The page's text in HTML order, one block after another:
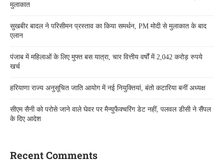
मुलाकात
सुखबीर बादल ने परिसीमन प्रस्ताव का किया समर्थन, PM मोदी से मुलाकात के बाद
एलान
पंजाब में महिलाओं के लिए मुफ्त बस यात्रा, चार वित्तीय वर्षों में 2,042 करोड़ रुपये
खर्च
हरियाणा राज्य अनुसूचित जाति आयोग में नई नियुक्तियां, बंतो कटारिया बनीं अध्यक्ष
सीएम सैनी को परोसे जाने वाले घेवर पर मैन्युफैक्चरिंग डेट नहीं, पलवल डीसी ने सैंपल
के दिए आदेश
Recent Comments